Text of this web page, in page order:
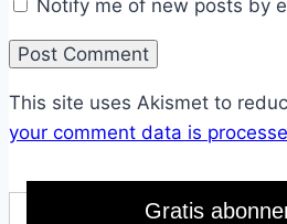
Notify me of new posts by
This site uses Akismet to
your comment data is
Gratis